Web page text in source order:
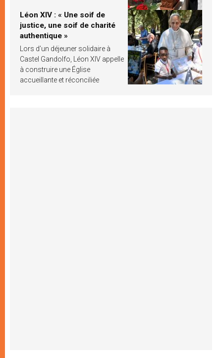
Léon XIV : « Une soif de
justice, une soif de charité
authentique »
Lors d’un déjeuner solidaire à
Castel Gandolfo, Léon XIV appelle
à construire une Église
accueillante et réconciliée